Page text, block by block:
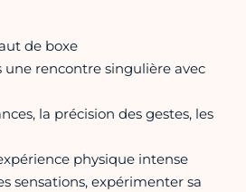
de boxe
une rencontre singulière avec
la précision des gestes, les
physique intense
sensations, expérimenter sa